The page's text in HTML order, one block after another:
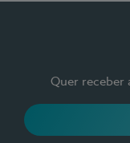
Quer receber